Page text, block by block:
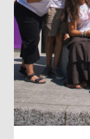
Cada
un
Leer